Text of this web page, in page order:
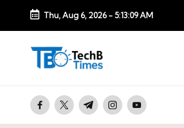
Skip
content
Thu, Aug 6, 2026- 5:13:10 AM
T
e
c
h
facebook.com
twitter.com
t.me instagram.com
youtube.com